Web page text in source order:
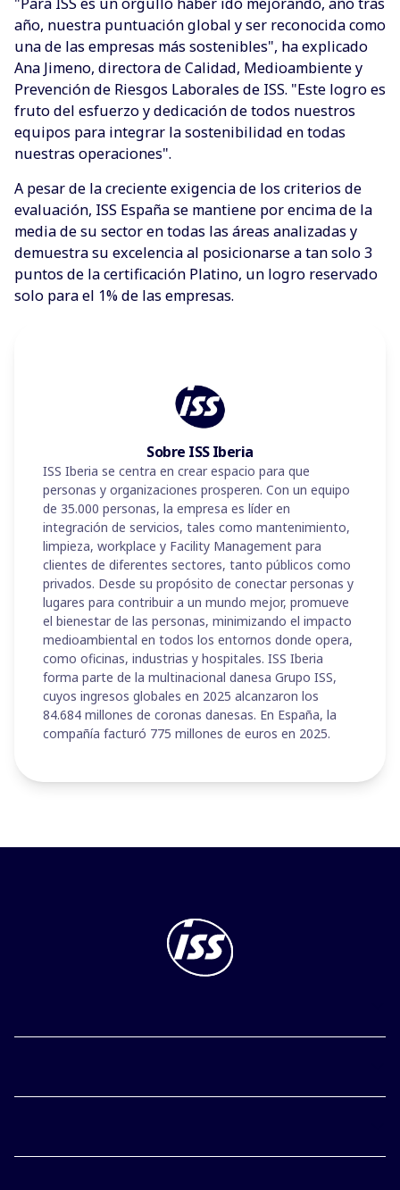
año, nuestra puntuación global y ser reconocida como
una de las empresas más sostenibles", ha explicado
Ana Jimeno, directora de Calidad, Medioambiente y
Prevención de Riesgos Laborales de ISS. "Este logro es
fruto del esfuerzo y dedicación de todos nuestros
equipos para integrar la sostenibilidad en todas
nuestras operaciones".
A pesar de la creciente exigencia de los criterios de
evaluación, ISS España se mantiene por encima de la
media de su sector en todas las áreas analizadas y
demuestra su excelencia al posicionarse a tan solo 3
puntos de la certificación Platino, un logro reservado
solo para el 1% de las empresas.
Sobre ISS Iberia
ISS Iberia se centra en crear espacio para que
personas y organizaciones prosperen. Con un equipo
de 35.000 personas, la empresa es líder en
integración de servicios, tales como mantenimiento,
limpieza, workplace y Facility Management para
clientes de diferentes sectores, tanto públicos como
privados. Desde su propósito de conectar personas y
lugares para contribuir a un mundo mejor, promueve
el bienestar de las personas, minimizando el impacto
medioambiental en todos los entornos donde opera,
como oficinas, industrias y hospitales. ISS Iberia
forma parte de la multinacional danesa Grupo ISS,
cuyos ingresos globales en 2025 alcanzaron los
84.684 millones de coronas danesas. En España, la
compañía facturó 775 millones de euros en 2025.